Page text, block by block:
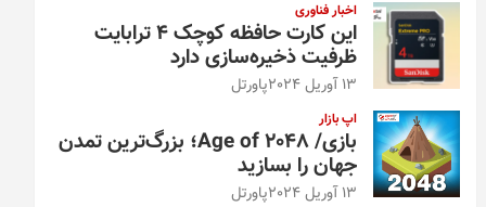
اخبار فناوری
این کارت حافظه کوچک ۴ ترابایت
ظرفیت ذخیره‌سازی دارد
13 آوریل 2024 پاورتل
اپ بازار
بازی/ Age of 2048؛ بزرگ‌ترین تمدن
جهان را بسازید
13 آوریل 2024 پاورتل